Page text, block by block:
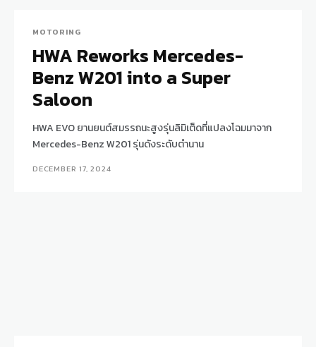
MOTORING
HWA Reworks Mercedes-
Benz W201 into a Super
Saloon
HWA EVO ยานยนต์สมรรถนะสูงรุ่นลิมิเต็ดที่แปลงโฉมมาจาก
Mercedes-Benz W201 รุ่นดังระดับตำนาน
DECEMBER 17, 2024